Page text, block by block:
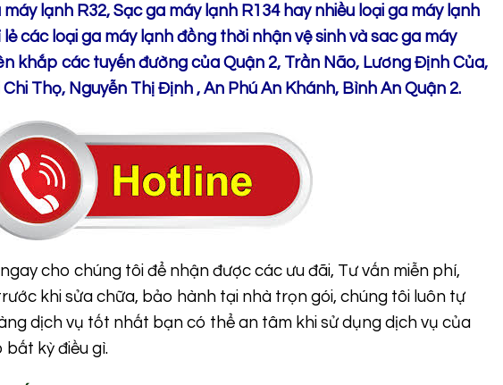
lạnh R32, Sạc ga máy lạnh R134 hay nhiều loại ga máy lạnh
các loại ga máy lạnh đồng thời nhận vệ sinh và sac ga máy
khắp các tuyến đường của Quận 2, Trần Não, Lương Định Của,
Thọ, Nguyễn Thị Định , An Phú An Khánh, Bình An Quận 2.
cho chúng tôi để nhận được các ưu đãi, Tư vấn miễn phí,
khi sửa chữa, bảo hành tại nhà trọn gói, chúng tôi luôn tự
dịch vụ tốt nhất bạn có thể an tâm khi sử dụng dịch vụ của
kỳ điều gì.